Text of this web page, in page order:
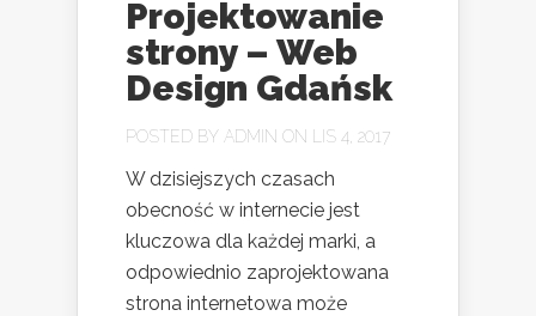
Projektowanie
strony – Web
Design Gdańsk
POSTED BY ADMIN ON LIS 4, 2017
W dzisiejszych czasach
obecność w internecie jest
kluczowa dla każdej marki, a
odpowiednio zaprojektowana
strona internetowa może